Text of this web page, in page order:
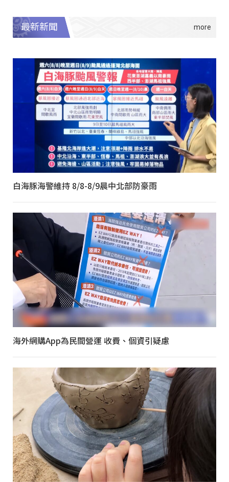
最新新聞
白海豚海警維持 8/8-8/9晨中北部防豪雨
海外網購App為民間營運 收費、個資引疑慮